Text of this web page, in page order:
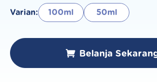
Varian: 100ml 50ml
Belanja